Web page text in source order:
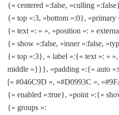
{« centered »:false, »culling
{« top »:3, »bottom »:0}, »primary
{« text »: » », »position »: »
{« show »:false, »inner »:false,
{« top »:3}, « label »:{« text »: »
middle »}}}, »padding »:{« auto
[« #046C9D », »#D0993C »,
{« enabled »:true}, »point »:{«
{« groups »: